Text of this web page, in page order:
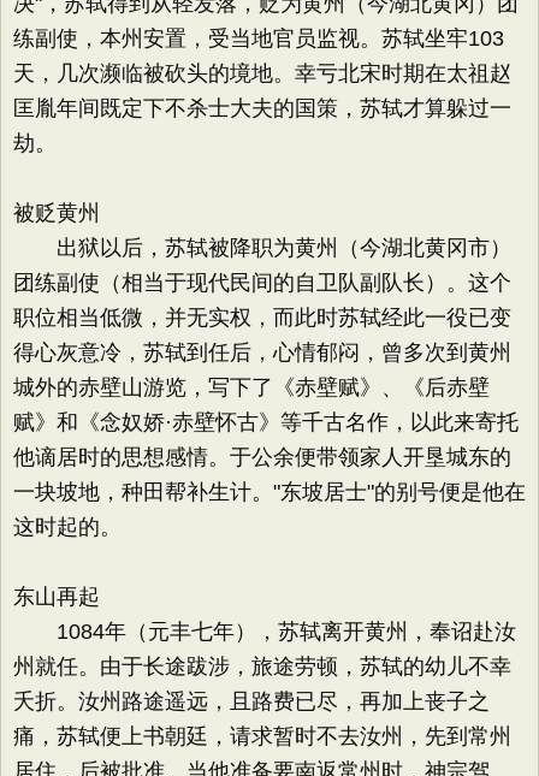
练副使，本州安置，受当地官员监视。苏轼坐牢103
天，几次濒临被砍头的境地。幸亏北宋时期在太祖赵
匡胤年间既定下不杀士大夫的国策，苏轼才算躲过一
劫。
被贬黄州
出狱以后，苏轼被降职为黄州（今湖北黄冈市）
团练副使（相当于现代民间的自卫队副队长）。这个
职位相当低微，并无实权，而此时苏轼经此一役已变
得心灰意冷，苏轼到任后，心情郁闷，曾多次到黄州
城外的赤壁山游览，写下了《赤壁赋》、《后赤壁
赋》和《念奴娇·赤壁怀古》等千古名作，以此来寄托
他谪居时的思想感情。于公余便带领家人开垦城东的
一块坡地，种田帮补生计。"东坡居士"的别号便是他在
这时起的。
东山再起
1084年（元丰七年），苏轼离开黄州，奉诏赴汝
州就任。由于长途跋涉，旅途劳顿，苏轼的幼儿不幸
夭折。汝州路途遥远，且路费已尽，再加上丧子之
痛，苏轼便上书朝廷，请求暂时不去汝州，先到常州
居住，后被批准。当他准备要南返常州时，神宗驾